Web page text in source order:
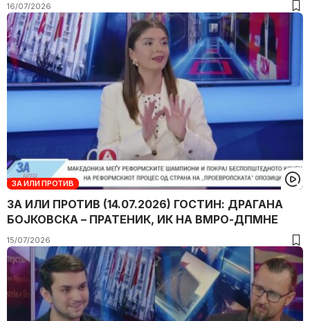
16/07/2026
ЗА ИЛИ ПРОТИВ
ЗА ИЛИ ПРОТИВ (14.07.2026) ГОСТИН: ДРАГАНА
БОЈКОВСКА – ПРАТЕНИК, ИК НА ВМРО-ДПМНЕ
15/07/2026